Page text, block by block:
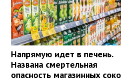
Напрямую идет в печень.
Названа смертельная
опасность магазинных